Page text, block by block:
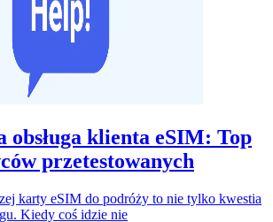
obsługa klienta eSIM: Top
przetestowanych
karty eSIM do podróży to nie tylko kwestia
Kiedy coś idzie nie